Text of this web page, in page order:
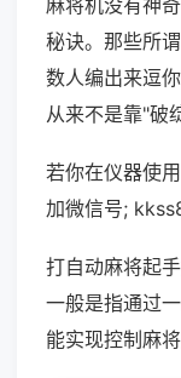
麻将机没有神
秘诀。那些所
数人编出来逗
从来不是靠"破
若你在仪器使
加微信号;
打自动麻将起
一般是指通过
能实现控制麻